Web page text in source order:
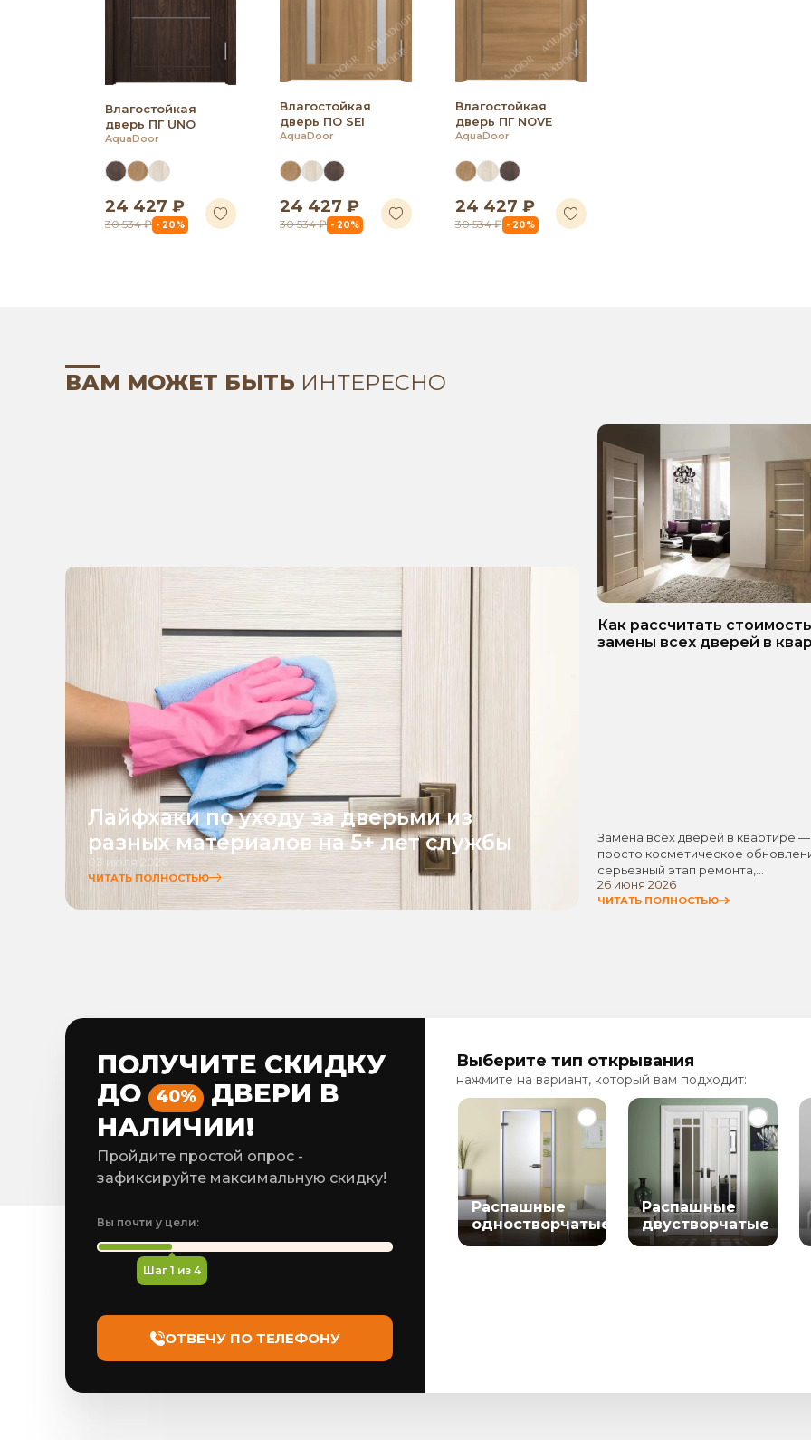
Влагостойкая
дверь ПГ UNO
AquaDoor
24 427 ₽
30 534 ₽ - 20%
Влагостойкая
дверь ПО SEI
AquaDoor
24 427 ₽
30 534 ₽ - 20%
Влагостойкая
дверь ПГ NOVE
AquaDoor
24 427 ₽
30 534 ₽ - 20%
ВАМ МОЖЕТ БЫТЬ ИНТЕРЕСНО
Лайфхаки по уходу за дверьми из
разных материалов на 5+ лет службы
03 июля 2026
ЧИТАТЬ ПОЛНОСТЬЮ
Как рассчитать стоимость
замены всех дверей в
Замена всех дверей в квартире —
просто косметическое
серьезный этап ремонта,…
26 июня 2026
ЧИТАТЬ ПОЛНОСТЬЮ
ПОЛУЧИТЕ СКИДКУ
ДО
40%
ДВЕРИ В
НАЛИЧИИ!
Пройдите простой опрос -
зафиксируйте максимальную скидку!
Вы почти у цели:
Шаг 1 из 4
ОТВЕЧУ ПО ТЕЛЕФОНУ
Выберите тип открывания
нажмите на вариант, который вам подходит:
Распашные
одностворчатые
Распашные
двустворчатые